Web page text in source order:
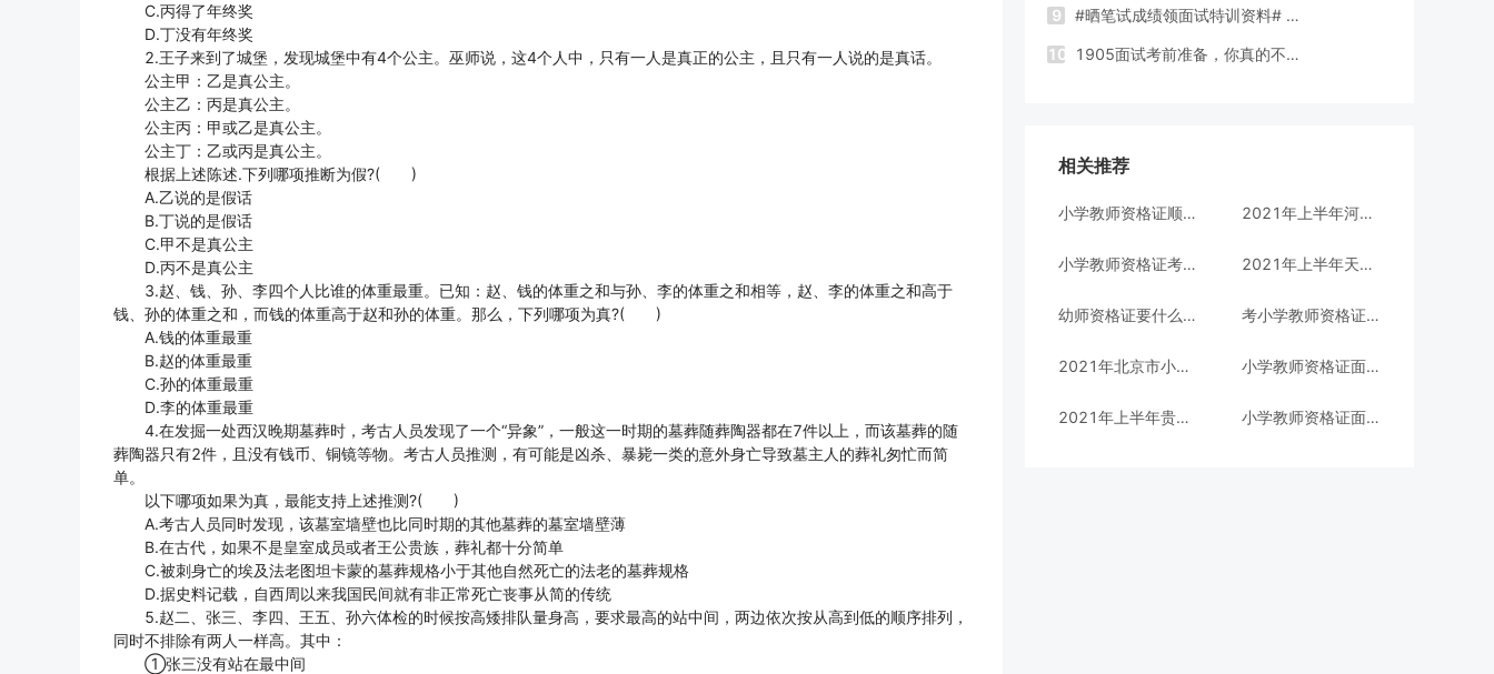
C.丙得了年终奖
D.丁没有年终奖
2.王子来到了城堡，发现城堡中有4个公主。巫师说，这4个人中，只有一人是真正的公主，且只有一人说的是真话。
公主甲：乙是真公主。
公主乙：丙是真公主。
公主丙：甲或乙是真公主。
公主丁：乙或丙是真公主。
根据上述陈述.下列哪项推断为假?( )
A.乙说的是假话
B.丁说的是假话
C.甲不是真公主
D.丙不是真公主
3.赵、钱、孙、李四个人比谁的体重最重。已知：赵、钱的体重之和与孙、李的体重之和相等，赵、李的体重之和高于
钱、孙的体重之和，而钱的体重高于赵和孙的体重。那么，下列哪项为真?( )
A.钱的体重最重
B.赵的体重最重
C.孙的体重最重
D.李的体重最重
4.在发掘一处西汉晚期墓葬时，考古人员发现了一个“异象”，一般这一时期的墓葬随葬陶器都在7件以上，而该墓葬的随
葬陶器只有2件，且没有钱币、铜镜等物。考古人员推测，有可能是凶杀、暴毙一类的意外身亡导致墓主人的葬礼匆忙而简
单。
以下哪项如果为真，最能支持上述推测?( )
A.考古人员同时发现，该墓室墙壁也比同时期的其他墓葬的墓室墙壁薄
B.在古代，如果不是皇室成员或者王公贵族，葬礼都十分简单
C.被刺身亡的埃及法老图坦卡蒙的墓葬规格小于其他自然死亡的法老的墓葬规格
D.据史料记载，自西周以来我国民间就有非正常死亡丧事从简的传统
5.赵二、张三、李四、王五、孙六体检的时候按高矮排队量身高，要求最高的站中间，两边依次按从高到低的顺序排列，
同时不排除有两人一样高。其中：
①张三没有站在最中间
9 #晒笔试成绩领面试特训资料# 还送面试1对1训练营！
10 1905面试考前准备，你真的不进来看看吗？
相关推荐
小学教师资格证顺利通过的技巧? 2021年上半年河北省小学教师资格证考试成绩查询入口
小学教师资格证考试与中学教师资格证的区别? 2021年上半年天津市小学教师资格证考试成绩查询入口
幼师资格证要什么学历? 考小学教师资格证难么?
2021年北京市小学教师资格证考试成绩查询入口 小学教师资格证面试难么?
2021年上半年贵州小学教师资格证考试成绩查询入口 小学教师资格证面试考什么?